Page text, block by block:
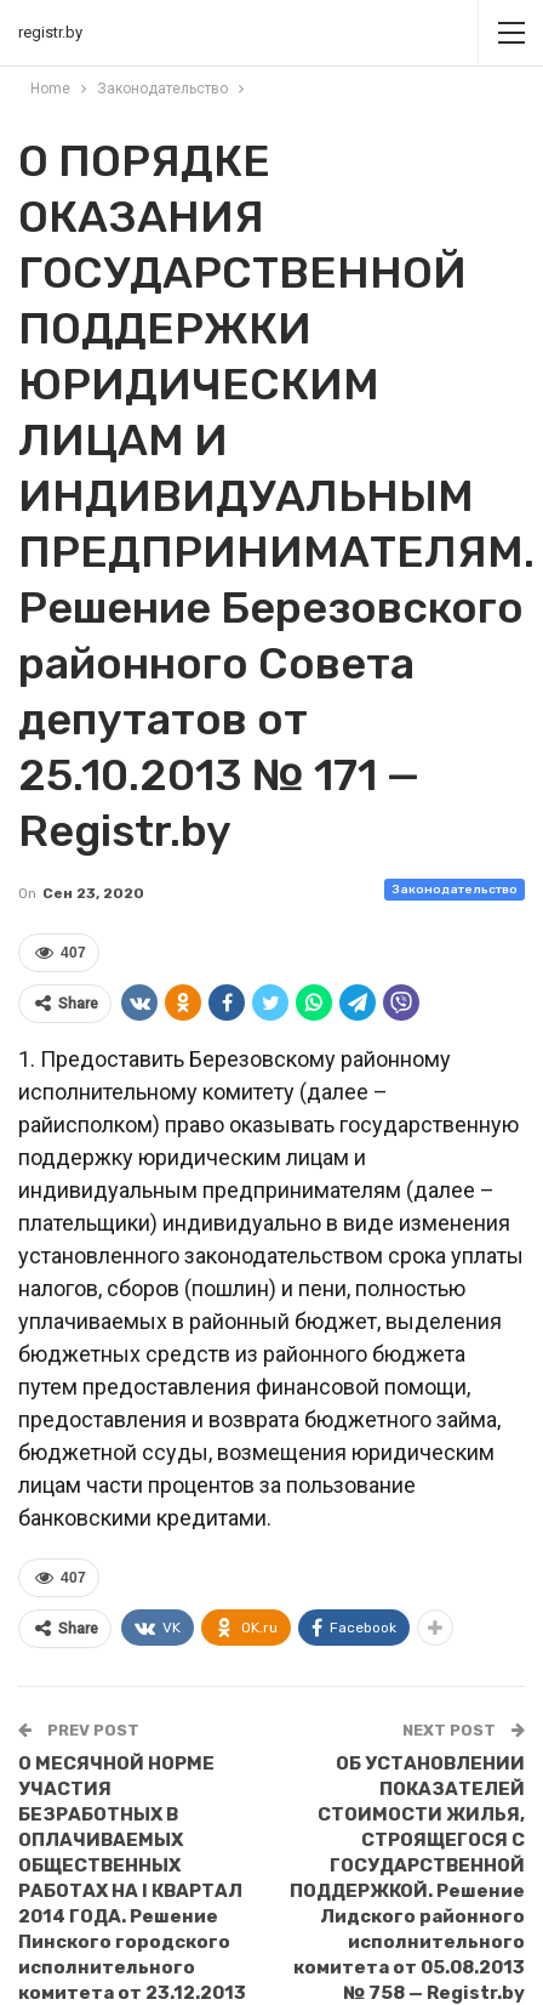
registr.by
Home Законодательство
О ПОРЯДКЕ
ОКАЗАНИЯ
ГОСУДАРСТВЕННОЙ
ПОДДЕРЖКИ
ЮРИДИЧЕСКИМ
ЛИЦАМ И
ИНДИВИДУАЛЬНЫМ
ПРЕДПРИНИМАТЕЛЯМ.
Решение Березовского
районного Совета
депутатов от
25.10.2013 № 171 —
Registr.by
Законодательство
On Сен 23, 2020
407
Share
1. Предоставить Березовскому районному
исполнительному комитету (далее –
райисполком) право оказывать государственную
поддержку юридическим лицам и
индивидуальным предпринимателям (далее –
плательщики) индивидуально в виде изменения
установленного законодательством срока уплаты
налогов, сборов (пошлин) и пени, полностью
уплачиваемых в районный бюджет, выделения
бюджетных средств из районного бюджета
путем предоставления финансовой помощи,
предоставления и возврата бюджетного займа,
бюджетной ссуды, возмещения юридическим
лицам части процентов за пользование
банковскими кредитами.
407
Share VK OK.ru Facebook
PREV POST
О МЕСЯЧНОЙ НОРМЕ
УЧАСТИЯ
БЕЗРАБОТНЫХ В
ОПЛАЧИВАЕМЫХ
ОБЩЕСТВЕННЫХ
РАБОТАХ НА I КВАРТАЛ
2014 ГОДА. Решение
Пинского городского
исполнительного
комитета от 23.12.2013
NEXT POST
ОБ УСТАНОВЛЕНИИ
ПОКАЗАТЕЛЕЙ
СТОИМОСТИ ЖИЛЬЯ,
СТРОЯЩЕГОСЯ С
ГОСУДАРСТВЕННОЙ
ПОДДЕРЖКОЙ. Решение
Лидского районного
исполнительного
комитета от 05.08.2013
№ 758 — Registr.by